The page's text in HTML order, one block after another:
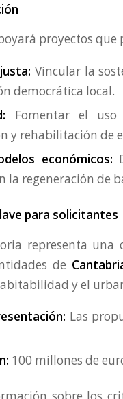
proyectos que
Vincular la
democrática local.
Fomentar el
y rehabilitación de
económicos:
la regeneración de
para solicitantes
representa
de
y el
Las
100 millones de